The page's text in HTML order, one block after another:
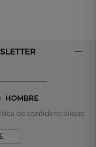
HOMBRE
de confidencialidad